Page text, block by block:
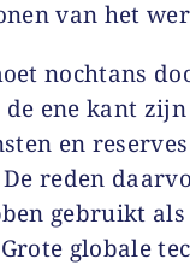
van het
nochtans
ene kant
en
reden
gebruikt
globale